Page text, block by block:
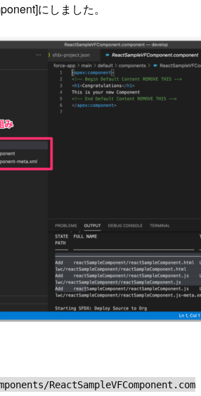
にしました。
ReactSampleVFComponent.com